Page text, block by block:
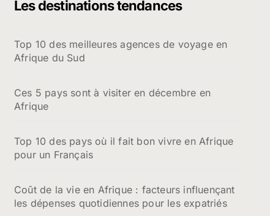
r
e
r
Les destinations tendances
Top 10 des meilleures agences de voyage en
Afrique du Sud
Ces 5 pays sont à visiter en décembre en
Afrique
Top 10 des pays où il fait bon vivre en Afrique
pour un Français
Coût de la vie en Afrique : facteurs influençant
les dépenses quotidiennes pour les expatriés